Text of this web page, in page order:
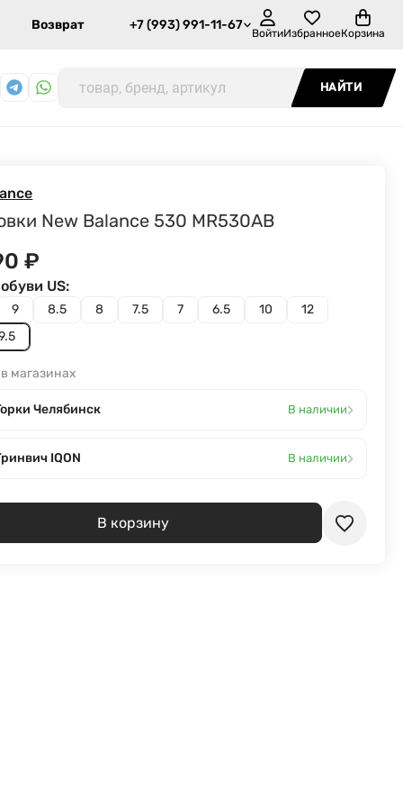
Возврат +7 (993) 991-11-67
ВойтиИзбранноеКорзина
НАЙТИ
New Balance 530 MR530AB
₽
9 8.5 8 7.5 7 6.5 10
12
US:
магазинах
Челябинск В наличии›
IQON В наличии›
В корзину